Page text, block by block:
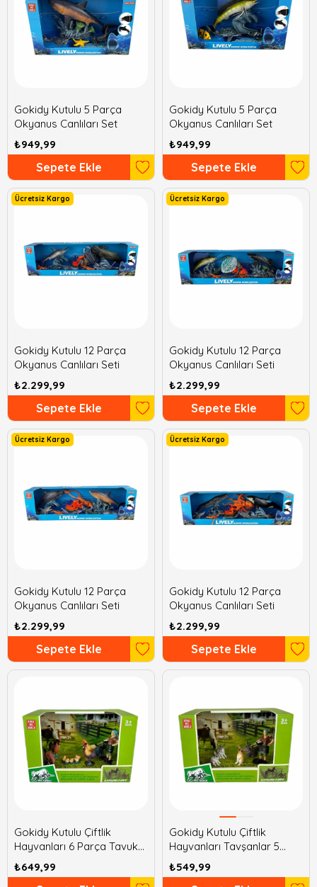
Gokidy Kutulu 5 Parça
Okyanus Canlıları Set
₺949,99
Sepete Ekle
Gokidy Kutulu 5 Parça
Okyanus Canlıları Set
₺949,99
Sepete Ekle
Gokidy Kutulu 12 Parça
Okyanus Canlıları Seti
₺2.299,99
Ücretsiz Kargo
Sepete Ekle
Gokidy Kutulu 12 Parça
Okyanus Canlıları Seti
₺2.299,99
Ücretsiz Kargo
Sepete Ekle
Gokidy Kutulu 12 Parça
Okyanus Canlıları Seti
₺2.299,99
Ücretsiz Kargo
Sepete Ekle
Gokidy Kutulu 12 Parça
Okyanus Canlıları Seti
₺2.299,99
Ücretsiz Kargo
Sepete Ekle
Gokidy Kutulu Çiftlik
Hayvanları 6 Parça Tavuk
Horoz Civciv
₺649,99
Gokidy Kutulu Çiftlik
Hayvanları Tavşanlar 5
Parça
₺549,99